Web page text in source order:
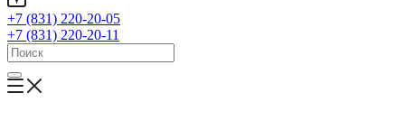
+7 (831) 220-20-05
+7 (831) 220-20-11